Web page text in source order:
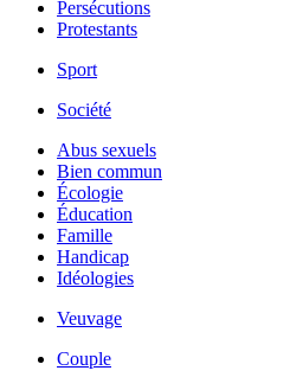
Persécutions
Protestants
Sport
Société
Abus sexuels
Bien commun
Écologie
Éducation
Famille
Handicap
Idéologies
Veuvage
Couple